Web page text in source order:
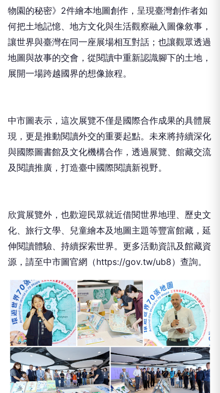
物園的秘密》2件繪本地圖創作，呈現臺灣創作者如
何把土地記憶、地方文化與生活觀察融入圖像敘事，
讓世界與臺灣在同一座展場相互對話；也讓觀眾透過
地圖與故事的交會，從閱讀中重新認識腳下的土地，
展開一場跨越國界的想像旅程。
中市圖表示，這次展覽不僅是國際合作成果的具體展
現，更是推動閱讀外交的重要起點。未來將持續深化
與國際圖書館及文化機構合作，透過展覽、館藏交流
及閱讀推廣，打造臺中國際閱讀新視野。
欣賞展覽外，也歡迎民眾就近借閱世界地理、歷史文
化、旅行文學、兒童繪本及地圖主題等豐富館藏，延
伸閱讀體驗、持續探索世界。更多活動資訊及館藏資
源，請至中市圖官網（https://gov.tw/ub8）查詢。